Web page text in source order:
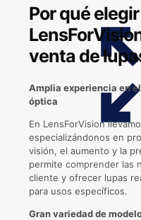
Por qué elegir
venta de
Amplia experiencia en
óptica
En LensForVision
especializándonos en
visión, el aumento y la
permite comprender las
cliente y ofrecer lupas
para usos específicos.
Gran variedad de